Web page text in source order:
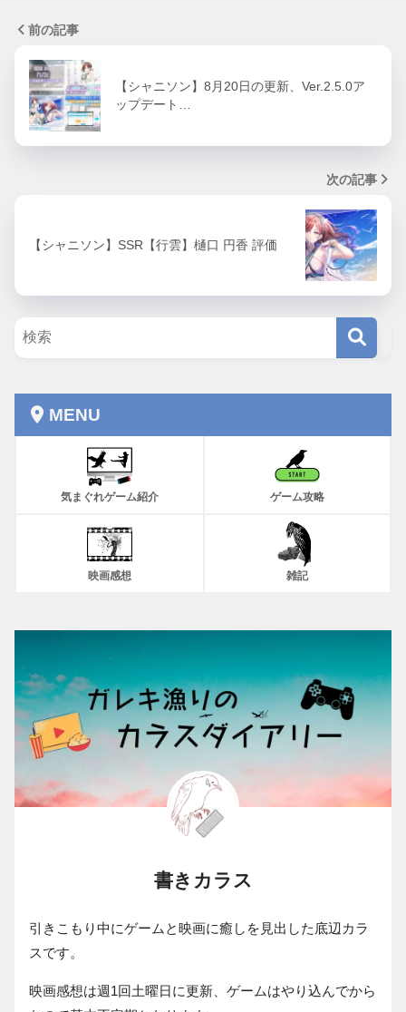
前の記事
【シャニソン】8月20日の更新、Ver.2.5.0ア
ップデート…
次の記事
【シャニソン】SSR【行雲】樋口 円香 評価
MENU
気まぐれゲーム紹介 ゲーム攻略
映画感想 雑記
書きカラス
引きこもり中にゲームと映画に癒しを見出した底辺カラ
スです。
映画感想は週1回土曜日に更新、ゲームはやり込んでから